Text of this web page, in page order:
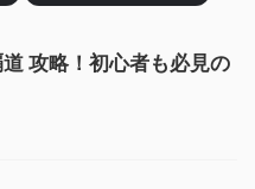
攻略！初心者も必見の